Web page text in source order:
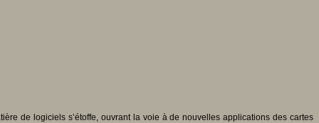
de logiciels s’étoffe, ouvrant la voie à de nouvelles applications des cartes